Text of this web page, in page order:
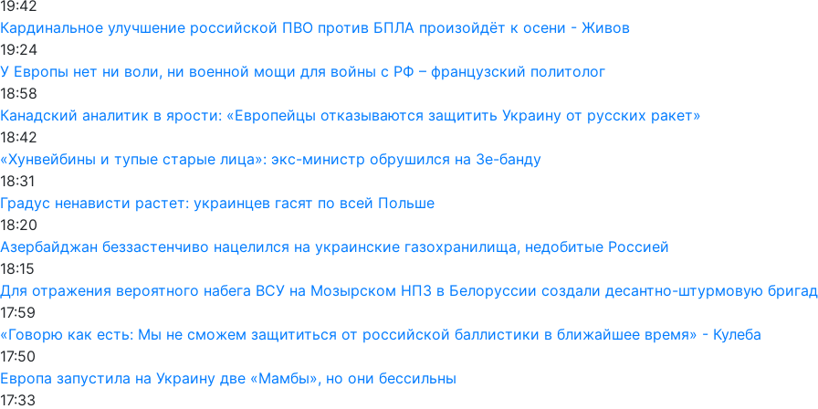
19:42
Кардинальное улучшение российской ПВО против БПЛА произойдёт к осени - Живов
19:24
У Европы нет ни воли, ни военной мощи для войны с РФ – французский политолог
18:58
Канадский аналитик в ярости: «Европейцы отказываются защитить Украину от русских ракет»
18:42
«Хунвейбины и тупые старые лица»: экс-министр обрушился на Зе-банду
18:31
Градус ненависти растет: украинцев гасят по всей Польше
18:20
Азербайджан беззастенчиво нацелился на украинские газохранилища, недобитые Россией
18:15
Для отражения вероятного набега ВСУ на Мозырском НПЗ в Белоруссии создали десантно-штурмовую
17:59
«Говорю как есть: Мы не сможем защититься от российской баллистики в ближайшее время» - Кулеба
17:50
Европа запустила на Украину две «Мамбы», но они бессильны
17:33